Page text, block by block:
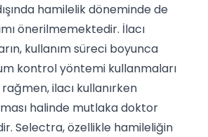
hamilelik döneminde de
önerilmemektedir. İlacı
kullanım süreci boyunca
kontrol yöntemi kullanmaları
ilacı kullanırken
halinde mutlaka doktor
Selectra, özellikle hamileliğin